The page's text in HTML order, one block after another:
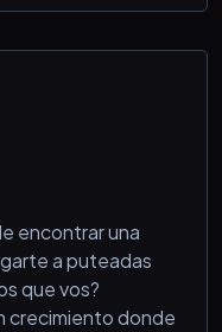
encontrar una
a puteadas
que vos?
crecimiento donde